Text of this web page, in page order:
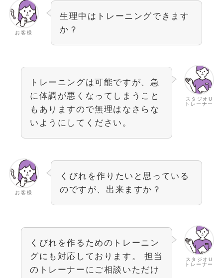
お客様
生理中はトレーニングできます
か？
スタジオU
トレーナー
トレーニングは可能ですが、急
に体調が悪くなってしまうこと
もありますので無理はなさらな
いようにしてください。
お客様
くびれを作りたいと思っている
のですが、出来ますか？
スタジオU
トレーナー
くびれを作るためのトレーニン
グにも対応しております。 担当
のトレーナーにご相談いただけ